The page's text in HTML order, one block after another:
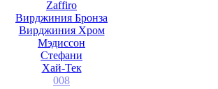
Zaffiro
Вирджиния Бронза
Вирджиния Хром
Мэдиссон
Стефани
Хай-Тек
008